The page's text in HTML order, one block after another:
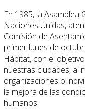
En 1985, la Asamblea
Naciones Unidas,
Comisión de
primer lunes de
Hábitat, con el
nuestras ciudades, al
organizaciones o
la mejora de las
humanos.